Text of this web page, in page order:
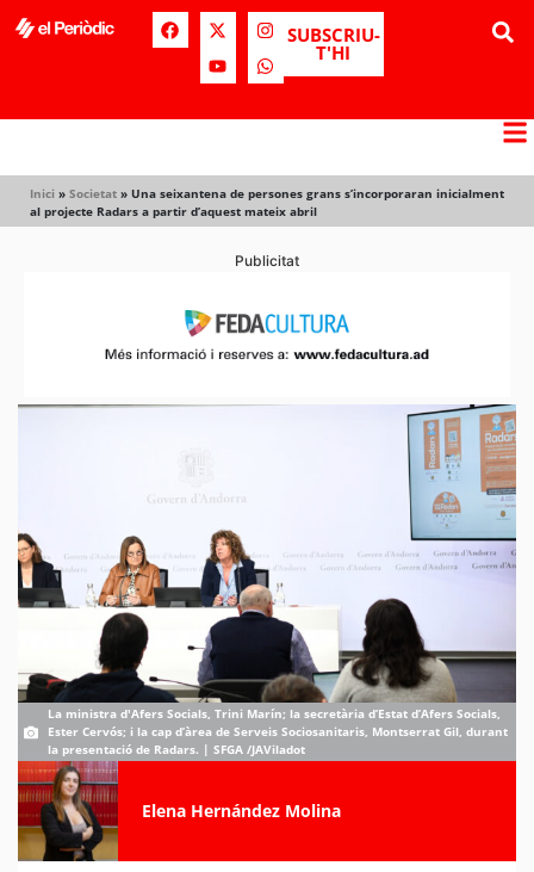
SUBSCRIU-
T'HI
Inici » Societat » Una seixantena de persones grans s’incorporaran inicialment
al projecte Radars a partir d’aquest mateix abril
Publicitat
La ministra d'Afers Socials, Trini Marín; la secretària d’Estat d’Afers Socials,
Ester Cervós; i la cap d’àrea de Serveis Sociosanitaris, Montserrat Gil, durant
la presentació de Radars. | SFGA /JAViladot
Elena Hernández Molina